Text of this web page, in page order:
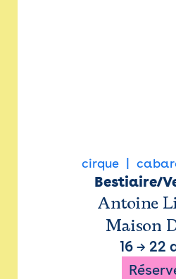
cirque
Bestiaire/
Antoine
Maison
16→ 22